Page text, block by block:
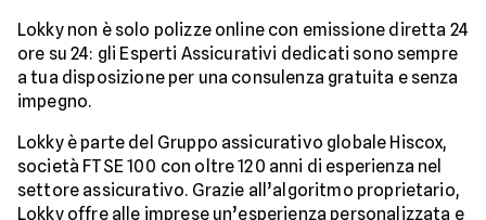
Lokky non è solo polizze online con emissione diretta 24
ore su 24: gli Esperti Assicurativi dedicati sono sempre
a tua disposizione per una consulenza gratuita e senza
impegno.
Lokky è parte del Gruppo assicurativo globale Hiscox,
società FTSE 100 con oltre 120 anni di esperienza nel
settore assicurativo. Grazie all’algoritmo proprietario,
Lokky offre alle imprese un’esperienza personalizzata e